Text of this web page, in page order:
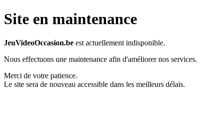
Site en maintenance
JeuVideoOccasion.be est actuellement indisponible.
Nous effectuons une maintenance afin d'améliorer nos services.
Merci de votre patience.
Le site sera de nouveau accessible dans les meilleurs délais.